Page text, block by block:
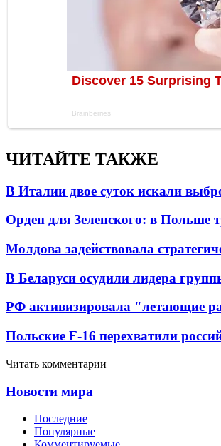
ЧИТАЙТЕ ТАКЖЕ
В Италии двое суток искали
Орден для Зеленского: в Польше
Молдова задействовала
В Беларуси осудили лидера
РФ активизировала "летающие
Польские F-16 перехватили
Читать комментарии
Новости мира
Последние
Популярные